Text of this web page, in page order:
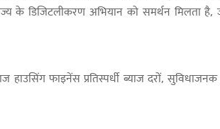
के डिजिटलीकरण अभियान को समर्थन मिलता है,
फाइनेंस प्रतिस्पर्धी ब्याज दरों,